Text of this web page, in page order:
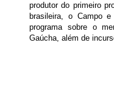
produtor do primeiro
brasileira, o Campo
programa sobre o
Gaúcha, além de